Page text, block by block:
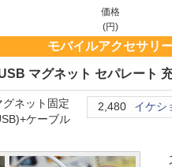
価格
(円)
モバイルアクセサリ
マグネット セパレート
ネット固定
ケーブル
2,480 イケシ